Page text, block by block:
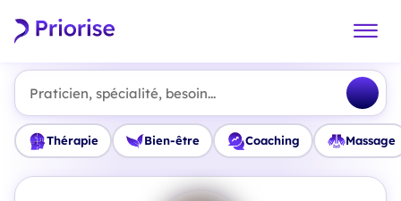
Praticien, spécialité, besoin...
Thérapie Bien-être Coaching Massage